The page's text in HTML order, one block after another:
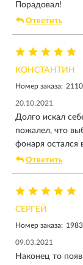
Порадовал!
Ответить
КОНСТАНТИН
Номер заказа:
20.10.2021
Долго искал
пожалел, что
фонаря
Ответить
СЕРГЕЙ
Номер заказа:
09.03.2021
Наконец то